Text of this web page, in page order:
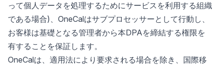
って個人データを処理するためにサービスを利用する組織
である場合)、OneCalはサブプロセッサーとして行動し、
お客様は基礎となる管理者から本DPAを締結する権限を
有することを保証します。
OneCalは、適用法により要求される場合を除き、国際移